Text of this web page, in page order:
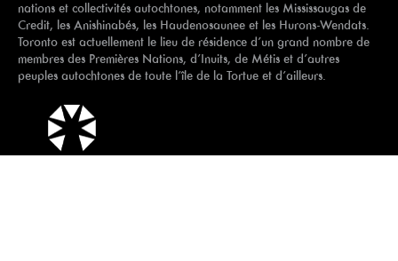
nations et collectivités autochtones, notamment les Mississaugas de
Credit, les Anishinabés, les Haudenosaunee et les Hurons-Wendats.
Toronto est actuellement le lieu de résidence d’un grand nombre de
membres des Premières Nations, d’Inuits, de Métis et d’autres
peuples autochtones de toute l’île de la Tortue et d’ailleurs.